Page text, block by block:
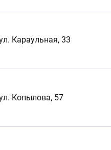
Караульная, 33
Копылова, 57